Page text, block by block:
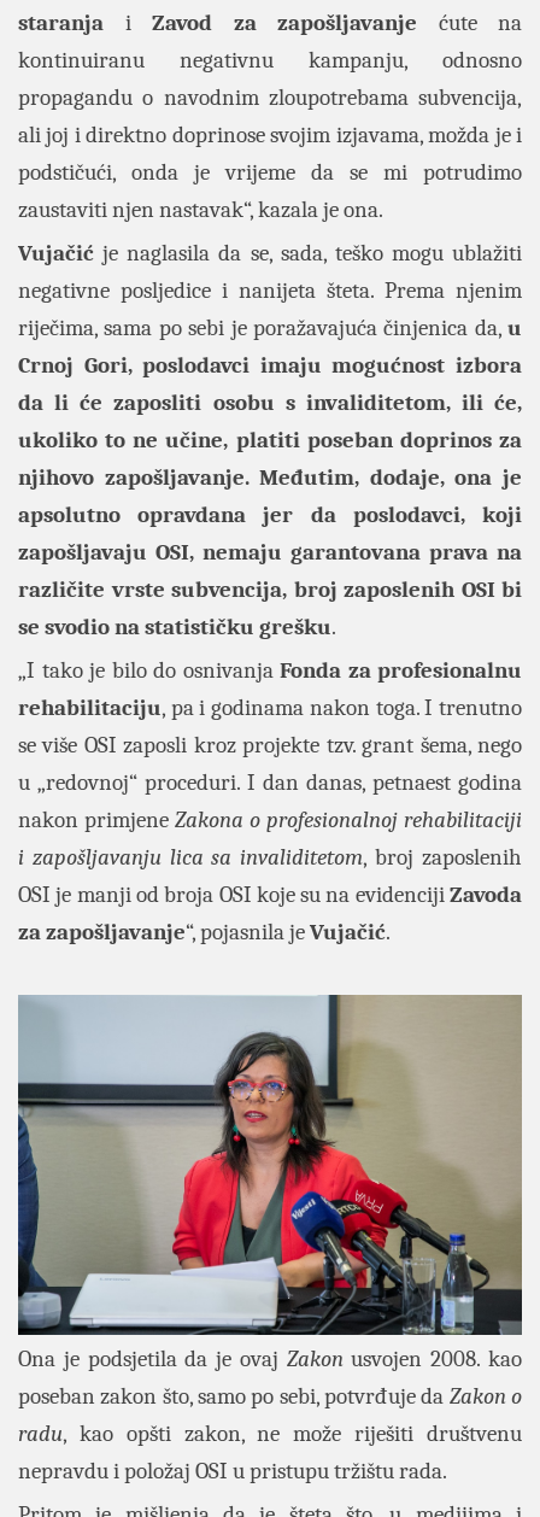
staranja i Zavod za zapošljavanje ćute na
kontinuiranu negativnu kampanju, odnosno
propagandu o navodnim zloupotrebama subvencija,
ali joj i direktno doprinose svojim izjavama, možda je i
podstičući, onda je vrijeme da se mi potrudimo
zaustaviti njen nastavak“, kazala je ona.
Vujačić je naglasila da se, sada, teško mogu ublažiti
negativne posljedice i nanijeta šteta. Prema njenim
riječima, sama po sebi je poražavajuća činjenica da, u
Crnoj Gori, poslodavci imaju mogućnost izbora
da li će zaposliti osobu s invaliditetom, ili će,
ukoliko to ne učine, platiti poseban doprinos za
njihovo zapošljavanje. Međutim, dodaje, ona je
apsolutno opravdana jer da poslodavci, koji
zapošljavaju OSI, nemaju garantovana prava na
različite vrste subvencija, broj zaposlenih OSI bi
se svodio na statističku grešku.
„I tako je bilo do osnivanja Fonda za profesionalnu
rehabilitaciju, pa i godinama nakon toga. I trenutno
se više OSI zaposli kroz projekte tzv. grant šema, nego
u „redovnoj“ proceduri. I dan danas, petnaest godina
nakon primjene Zakona o profesionalnoj rehabilitaciji
i zapošljavanju lica sa invaliditetom, broj zaposlenih
OSI je manji od broja OSI koje su na evidencijiZavoda
za zapošljavanje“, pojasnila jeVujačić.
Ona je podsjetila da je ovaj Zakon usvojen 2008. kao
poseban zakon što, samo po sebi, potvrđuje da Zakon o
radu, kao opšti zakon, ne može riješiti društvenu
nepravdu i položaj OSI u pristupu tržištu rada.